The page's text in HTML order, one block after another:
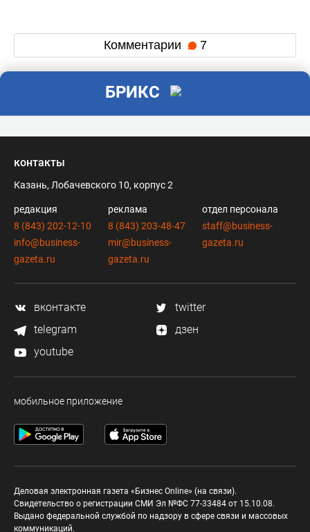
Комментарии 7
БРИКС
контакты
Казань, Лобачевского 10, корпус 2
редакция
8 (843) 202-12-10
info@business-
gazeta.ru
реклама
8 (843) 203-48-47
mir@business-
gazeta.ru
отдел персонала
staff@business-
gazeta.ru
вконтакте
twitter
telegram
дзен
youtube
мобильное приложение
Деловая электронная газета «Бизнес Online» (на связи).
Свидетельство о регистрации СМИ Эл №ФС 77-33484 от 15.10.08.
Выдано федеральной службой по надзору в сфере связи и массовых
коммуникаций.